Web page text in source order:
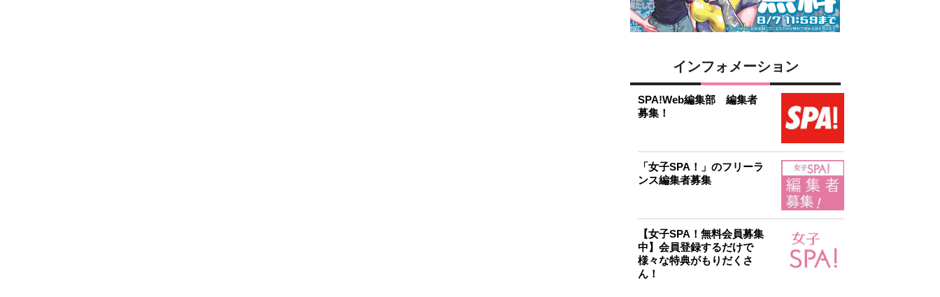
インフォメーション
SPA!Web編集部 編集者
募集！
「女子SPA！」のフリーラ
ンス編集者募集
【女子SPA！無料会員募集
中】会員登録するだけで
様々な特典がもりだくさ
ん！